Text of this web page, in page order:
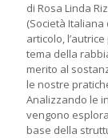
di Rosa Linda
(Società
articolo,
tema della
merito al
le nostre
Analizzando le
vengono
base della